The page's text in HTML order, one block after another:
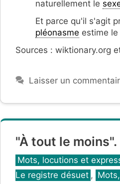
naturellement le
Et parce qu'il s'agit
pléonasme estime le
Sources : wiktionary.org
Laisser un
"À tout le moins".
Catégories
Mots, locutions et
Le registre désuet ,